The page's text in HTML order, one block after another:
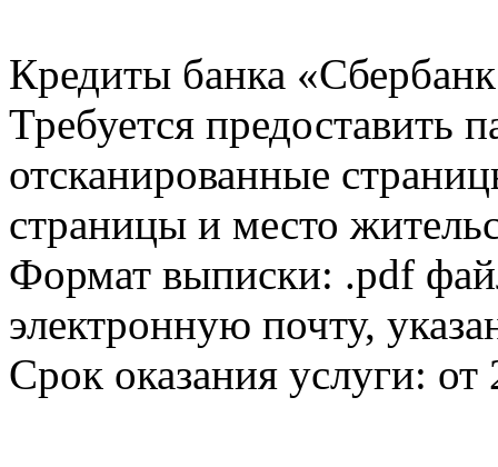
Кредиты банка
Требуется предоставить
отсканированные
страницы и место
Формат выписки: .pdf
электронную почту,
Срок оказания услуги: от